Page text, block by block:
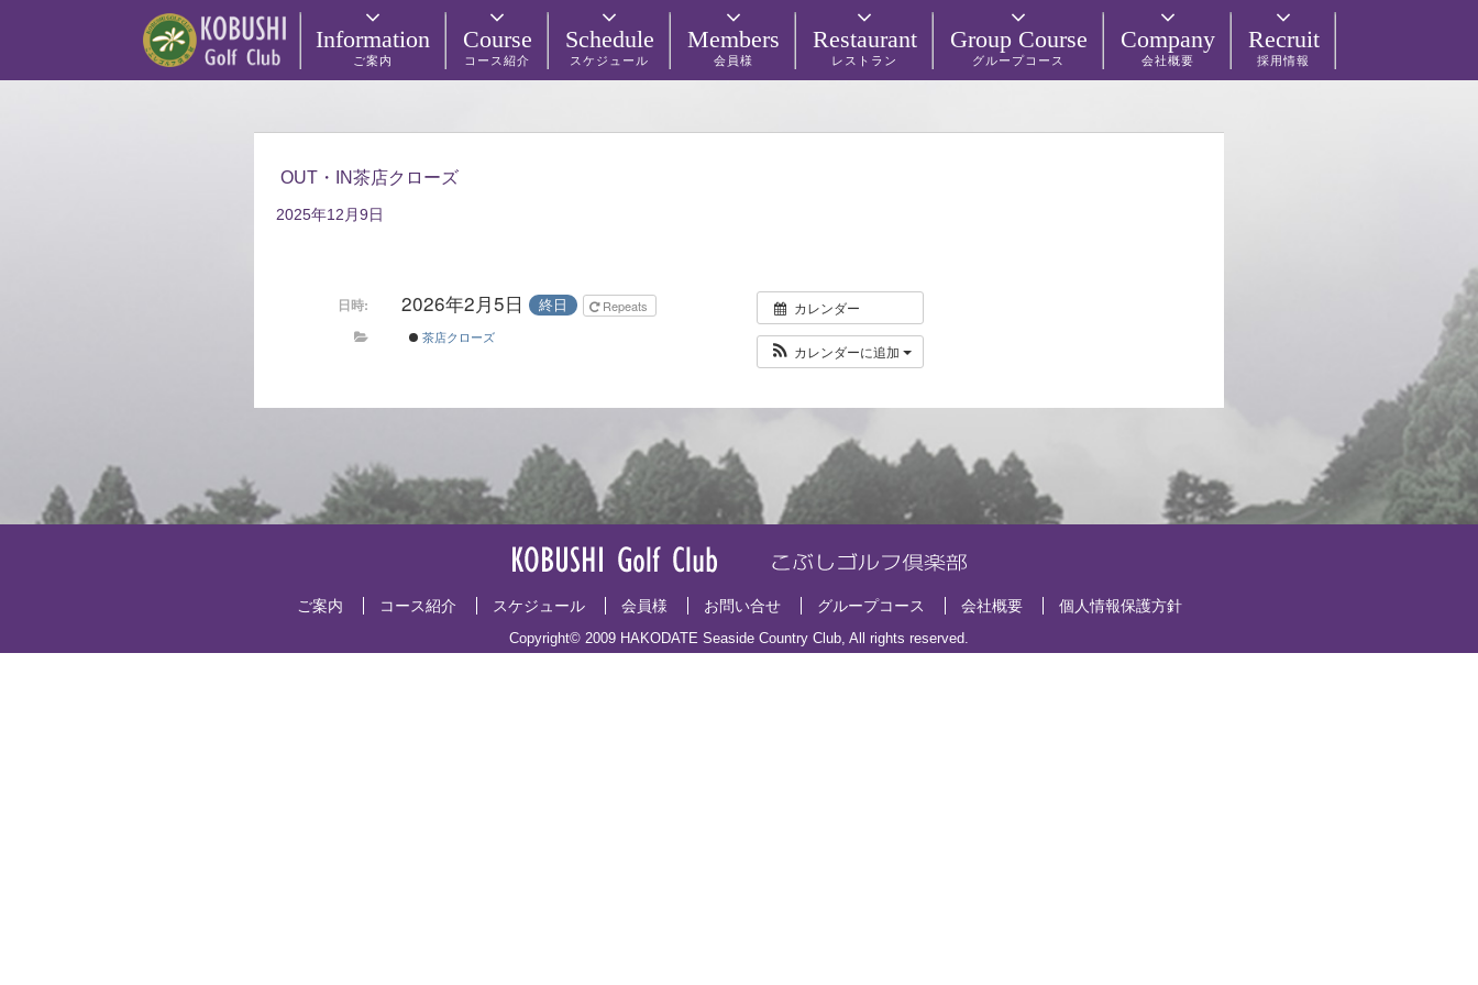
Information
ご案内
Course
コース紹介
Schedule
スケジュール
Members
会員様
Restaurant
レストラン
Group Course
グループコース
Company
会社概要
Recruit
採用情報
OUT・IN茶店クローズ
2025年12月9日
カレンダー
カレンダーに追加
日時: 2026年2月5日 終日
Repeats
茶店クローズ
ご案内 コース紹介 スケジュール 会員様 お問い合せ グループコース 会社概要 個人情報保護方針
Copyright© 2009 HAKODATE Seaside Country Club, All rights reserved.